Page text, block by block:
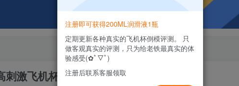
刺激飞机杯测评报告
注册即可获得200ML润滑液1瓶
定期更新各种真实的飞机杯倒模评测。 只
做客观真实的评测，只为给老铁最真实的体
验感受(✿ﾟ▽ﾟ)
注册后联系客服领取